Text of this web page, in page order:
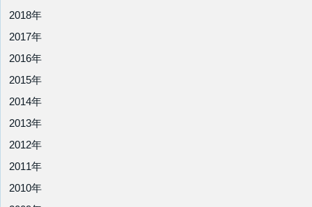
2018年
2017年
2016年
2015年
2014年
2013年
2012年
2011年
2010年